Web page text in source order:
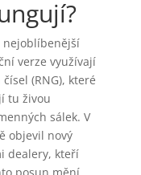
nejoblíbenější
verze využívají
(RNG), které
tu živou
sálek. V
objevil nový
dealery, kteří